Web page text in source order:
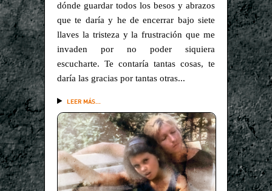
dónde guardar todos los besos y abrazos
que te daría y he de encerrar bajo siete
llaves la tristeza y la frustración que me
invaden por no poder siquiera
escucharte. Te contaría tantas cosas, te
daría las gracias por tantas otras...
LEER MÁS...